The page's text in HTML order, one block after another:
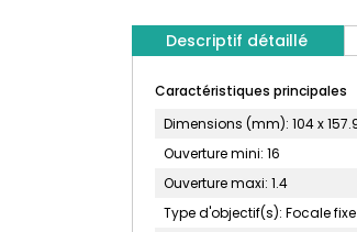
Descriptif détaillé
Caractéristiques principales
Dimensions (mm): 104 x
Ouverture mini: 16
Ouverture maxi: 1.4
Type d'objectif(s): Focale fixe